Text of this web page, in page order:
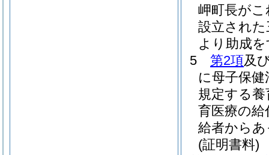
岬町長が
設立され
より助成
5
第2項及
に母子保
規定する
育医療の
給者から
(証明書料)